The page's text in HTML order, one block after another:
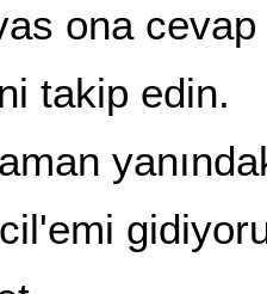
cevap
edin.